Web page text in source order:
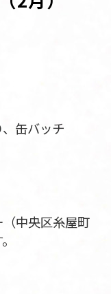
缶バッチ
中央区糸屋町